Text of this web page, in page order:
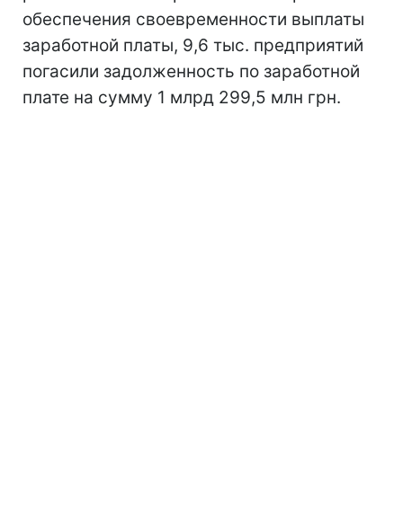
обеспечения своевременности выплаты
заработной платы, 9,6 тыс. предприятий
погасили задолженность по заработной
плате на сумму 1 млрд 299,5 млн грн.